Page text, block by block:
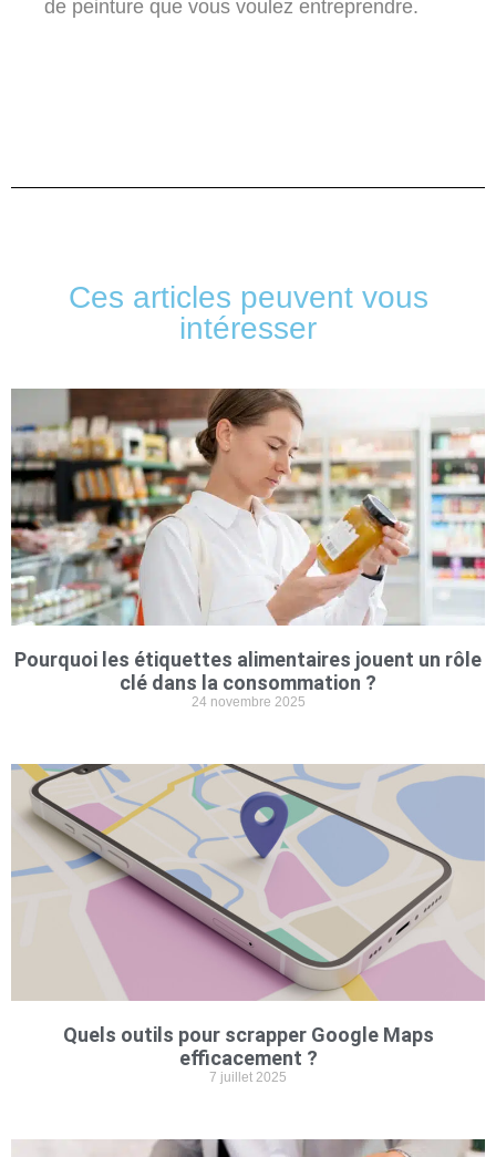
de peinture que vous voulez entreprendre.
Ces articles peuvent vous
intéresser
Pourquoi les étiquettes alimentaires jouent un rôle
clé dans la consommation ?
24 novembre 2025
Quels outils pour scrapper Google Maps
efficacement ?
7 juillet 2025